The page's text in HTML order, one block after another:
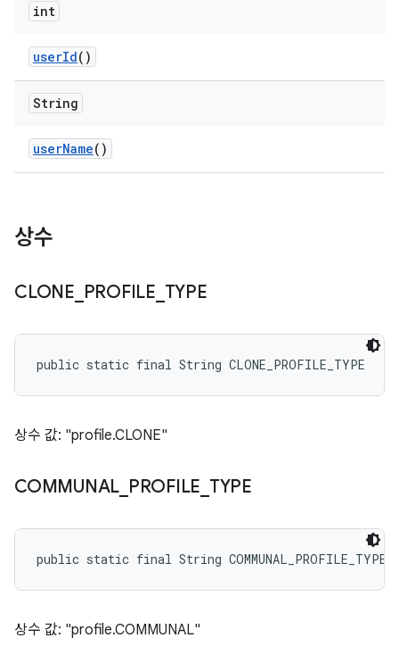
int
userId()
String
userName()
상수
CLONE PROFILE TYPE
public static final String CLONE_PROFILE_TYPE
상수 값: "profile.CLONE"
COMMUNAL PROFILE TYPE
public static final String COMMUNAL_PROFILE_TYPE
상수 값: "profile.COMMUNAL"